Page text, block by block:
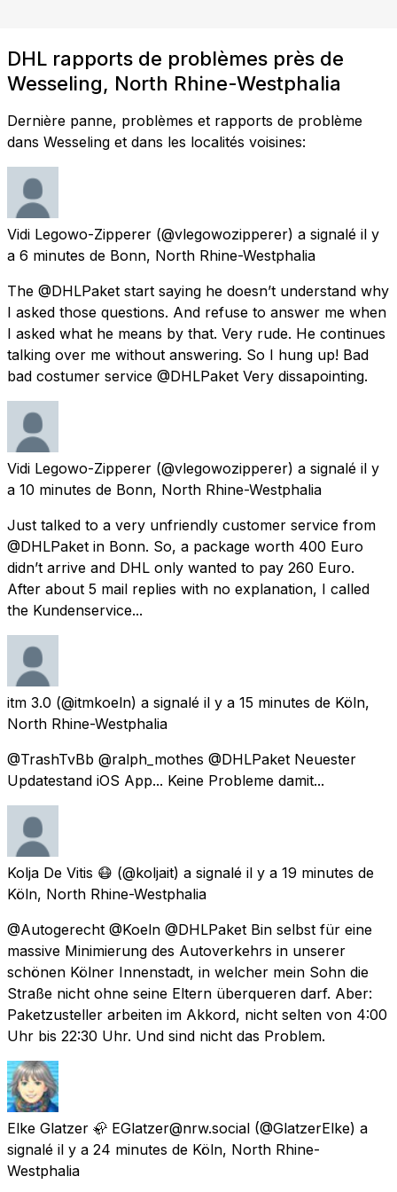
DHL rapports de problèmes près de
Wesseling, North Rhine-Westphalia
Dernière panne, problèmes et rapports de problème
dans Wesseling et dans les localités voisines:
Vidi Legowo-Zipperer (@vlegowozipperer) a signalé il y
a 6 minutes de Bonn, North Rhine-Westphalia
The @DHLPaket start saying he doesn’t understand why
I asked those questions. And refuse to answer me when
I asked what he means by that. Very rude. He continues
talking over me without answering. So I hung up! Bad
bad costumer service @DHLPaket Very dissapointing.
Vidi Legowo-Zipperer (@vlegowozipperer) a signalé il y
a 10 minutes de Bonn, North Rhine-Westphalia
Just talked to a very unfriendly customer service from
@DHLPaket in Bonn. So, a package worth 400 Euro
didn’t arrive and DHL only wanted to pay 260 Euro.
After about 5 mail replies with no explanation, I called
the Kundenservice...
itm 3.0 (@itmkoeln) a signalé il y a 15 minutes de Köln,
North Rhine-Westphalia
@TrashTvBb @ralph_mothes @DHLPaket Neuester
Updatestand iOS App... Keine Probleme damit...
Kolja De Vitis 😷 (@koljait) a signalé il y a 19 minutes de
Köln, North Rhine-Westphalia
@Autogerecht @Koeln @DHLPaket Bin selbst für eine
massive Minimierung des Autoverkehrs in unserer
schönen Kölner Innenstadt, in welcher mein Sohn die
Straße nicht ohne seine Eltern überqueren darf. Aber:
Paketzusteller arbeiten im Akkord, nicht selten von 4:00
Uhr bis 22:30 Uhr. Und sind nicht das Problem.
Elke Glatzer 🦣 EGlatzer@nrw.social (@GlatzerElke) a
signalé il y a 24 minutes de Köln, North Rhine-
Westphalia